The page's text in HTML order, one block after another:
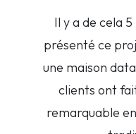
Il y a de cela
présenté ce
une maison
clients ont
remarquable